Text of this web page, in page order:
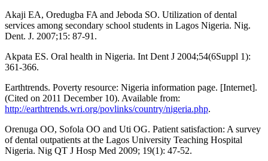
Akaji EA, Oredugba FA and Jeboda SO. Utilization of dental
services among secondary school students in Lagos Nigeria. Nig.
Dent. J. 2007;15: 87-91.
Akpata ES. Oral health in Nigeria. Int Dent J 2004;54(6Suppl 1):
361-366.
Earthtrends. Poverty resource: Nigeria information page. [Internet].
(Cited on 2011 December 10). Available from:
http://earthtrends.wri.org/povlinks/country/nigeria.php.
Orenuga OO, Sofola OO and Uti OG. Patient satisfaction: A survey
of dental outpatients at the Lagos University Teaching Hospital
Nigeria. Nig QT J Hosp Med 2009; 19(1): 47-52.